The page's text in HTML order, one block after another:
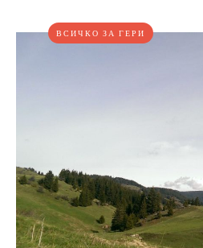
ВСИЧКО ЗА ГЕРИ